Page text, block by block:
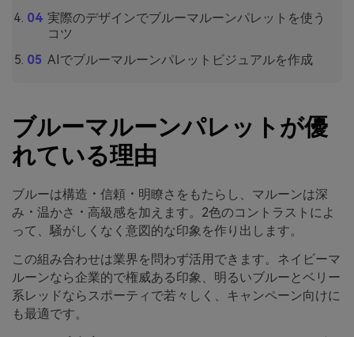
実際のデザインでブルーマルーンパレットを使う
コツ
AIでブルーマルーンパレットビジュアルを作成
ブルーマルーンパレットが優
れている理由
ブルーは構造・信頼・明瞭さをもたらし、マルーンは深
み・温かさ・高級感を加えます。2色のコントラストによ
って、騒がしくなく意図的な印象を作り出します。
この組み合わせは業界を問わず活用できます。ネイビーマ
ルーンなら企業的で権威ある印象、明るいブルーとベリー
系レッドならスポーティで若々しく、キャンペーン向けに
も最適です。